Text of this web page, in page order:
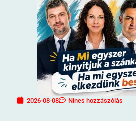
2026-08-08 Nincs hozzászólás